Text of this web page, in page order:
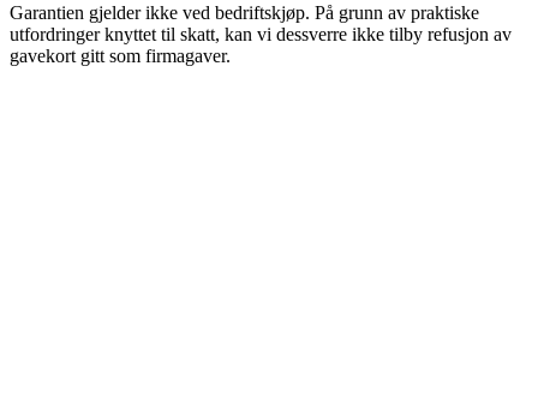
Garantien gjelder ikke ved bedriftskjøp. På grunn av praktiske
utfordringer knyttet til skatt, kan vi dessverre ikke tilby refusjon av
gavekort gitt som firmagaver.